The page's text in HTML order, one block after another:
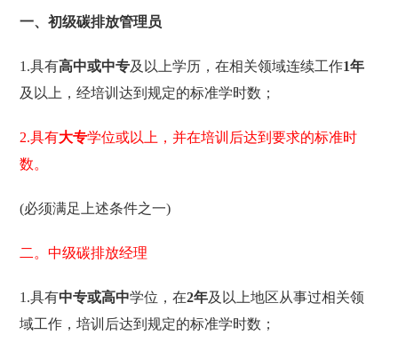
一、初级碳排放管理员
1.具有高中或中专及以上学历，在相关领域连续工作1年
及以上，经培训达到规定的标准学时数；
2.具有大专学位或以上，并在培训后达到要求的标准时
数。
(必须满足上述条件之一)
二。中级碳排放经理
1.具有中专或高中学位，在2年及以上地区从事过相关领
域工作，培训后达到规定的标准学时数；